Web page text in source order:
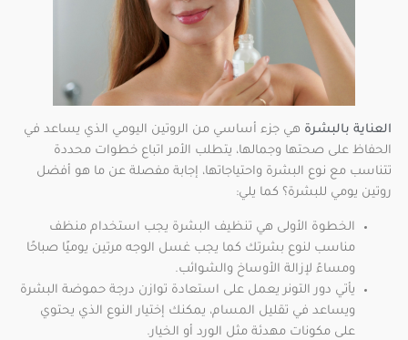
العناية بالبشرة هي جزء أساسي من الروتين اليومي الذي يساعد في
الحفاظ على صحتها وجمالها، يتطلب الأمر اتباع خطوات محددة
تتناسب مع نوع البشرة واحتياجاتها، إجابة مفصلة عن ما هو أفضل
روتين يومي للبشرة؟ كما يلي:
الخطوة الأولى هي تنظيف البشرة يجب استخدام منظف
مناسب لنوع بشرتك كما يجب غسل الوجه مرتين يوميًا صباحًا
ومساءً لإزالة الأوساخ والشوائب.
يأتي دور التونر يعمل على استعادة توازن درجة حموضة البشرة
ويساعد في تقليل المسام، يمكنك إختيار النوع الذي يحتوي
على مكونات مهدئة مثل الورد أو الخيار.